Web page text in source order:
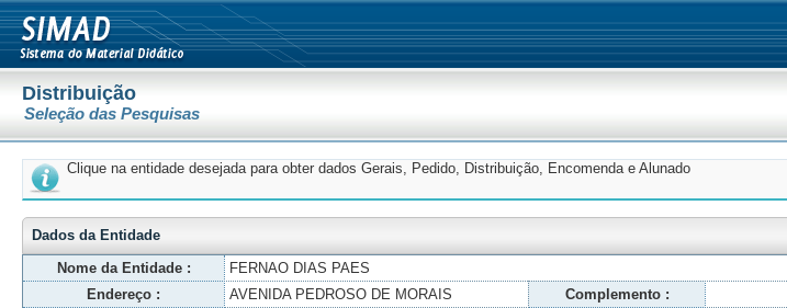
Distribuição
Seleção das Pesquisas
Clique na entidade desejada para obter dados Gerais, Pedido, Distribuição, Encomenda e Alunado
Dados da Entidade
Nome da Entidade :
FERNAO DIAS PAES
Endereço :
AVENIDA PEDROSO DE MORAIS Complemento :